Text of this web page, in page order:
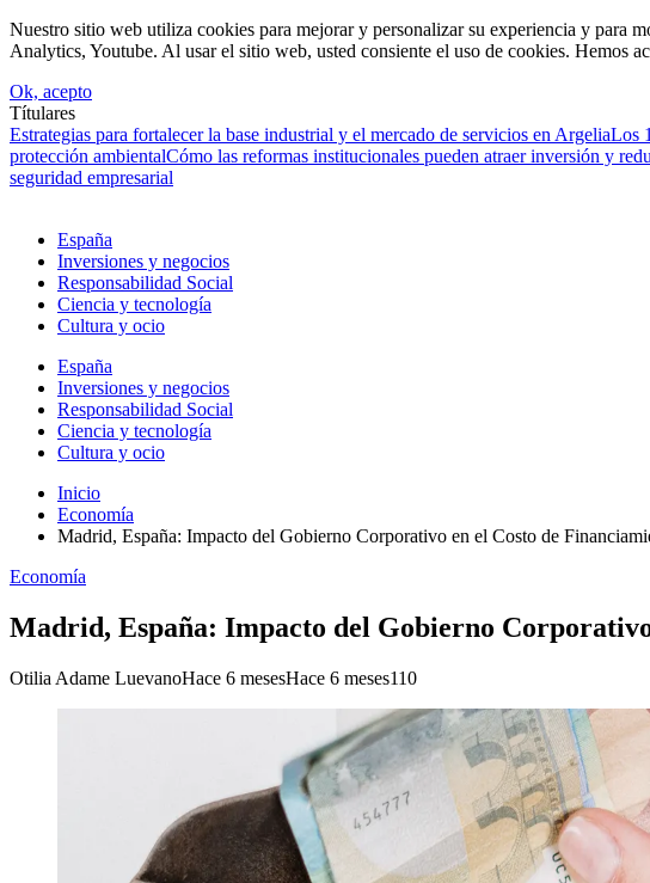
Nuestro sitio web utiliza cookies para mejorar y personalizar su experiencia y para
Analytics, Youtube. Al usar el sitio web, usted consiente el uso de cookies. Hemos
Ok, acepto
Títulares
Estrategias para fortalecer la base industrial y el mercado de servicios en ArgeliaLos
protección ambientalCómo las reformas institucionales pueden atraer inversión y
seguridad empresarial
España
Inversiones y negocios
Responsabilidad Social
Ciencia y tecnología
Cultura y ocio
España
Inversiones y negocios
Responsabilidad Social
Ciencia y tecnología
Cultura y ocio
Inicio
Economía
Madrid, España: Impacto del Gobierno Corporativo en el Costo de
Economía
Madrid, España: Impacto del Gobierno
Otilia Adame LuevanoHace 6 mesesHace 6 meses110